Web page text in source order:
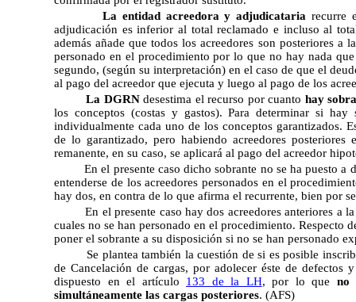
La entidad acreedora y adjudicataria recurre
adjudicación es inferior al total reclamado e incluso al
además añade que todos los acreedores son posteriores
personado en el procedimiento por lo que no hay nada
segundo, (según su interpretación) en el caso de que el
al pago del acreedor que ejecuta y luego al pago de los
La DGRNdesestima el recurso por cuanto hay
los conceptos (costas y gastos). Para determinar si
individualmente cada uno de los conceptos garantizados.
de lo garantizado, pero habiendo acreedores
remanente, en su caso, se aplicará al pago del acreedor
En el presente caso dicho sobrante no se ha puesto a
entenderse de los acreedores personados en el
hay dos, en contra de lo que afirma el recurrente, bien por
En el presente caso hay dos acreedores anteriores a
cuales no se han personado en el procedimiento. Respecto
poner el sobrante a su disposición si no se han personado
Se plantea también la cuestión de si es posible
de Cancelación de cargas, por adolecer éste de
dispuesto en el artículo 133 de la LH, por lo que no
simultáneamente las cargas posteriores. (AFS)